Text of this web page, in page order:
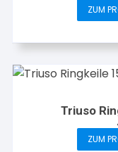
ZUM
Triuso
ZUM